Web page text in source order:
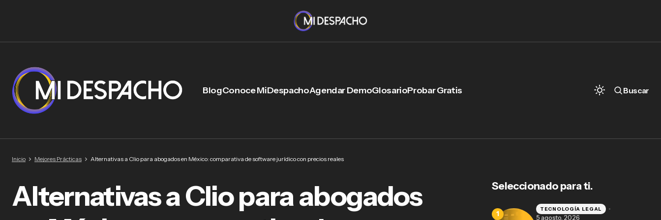
BlogConoce MiDespachoAgendar DemoGlosarioProbar Gratis Buscar
Inicio Mejores Prácticas Alternativas a Clio para abogados en México: comparativa de software jurídico con precios reales
Alternativas a Clio para abogados
Seleccionado para ti.
TECNOLOGÍA LEGAL
5 agosto, 2026